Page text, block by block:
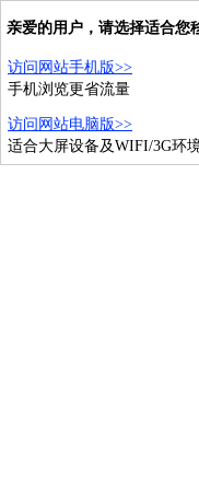
亲爱的用户，请选择适合您
访问网站手机版>>
手机浏览更省流量
访问网站电脑版>>
适合大屏设备及WIFI/3G环